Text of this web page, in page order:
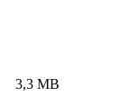
3,3 MB